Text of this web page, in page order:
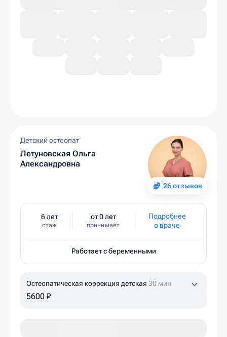
26 отзывов
Детский остеопат
Летуновская Ольга
Александровна
6 лет
стаж
от 0 лет
принимает
Подробнее
о враче
Работает с беременными
Остеопатическая коррекция детская 30 мин
5600 ₽